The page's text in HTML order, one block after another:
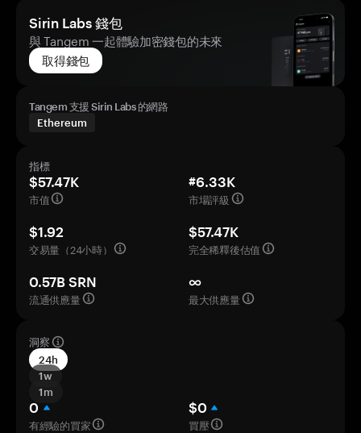
Sirin Labs 錢包
與 Tangem 一起體驗加密錢包的未來
取得錢包
Tangem 支援 Sirin Labs 的網路
Ethereum
指標
$57.47K
市值
#6.33K
市場評級
$1.92
交易量（24小時）
$57.47K
完全稀釋後估值
0.57B SRN
流通供應量
∞
最大供應量
洞察
24h
1w
1m
0
有經驗的買家
$0
買壓